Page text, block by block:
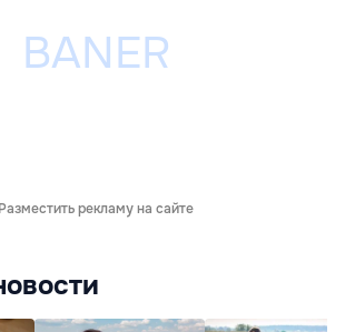
Разместить рекламу на сайте